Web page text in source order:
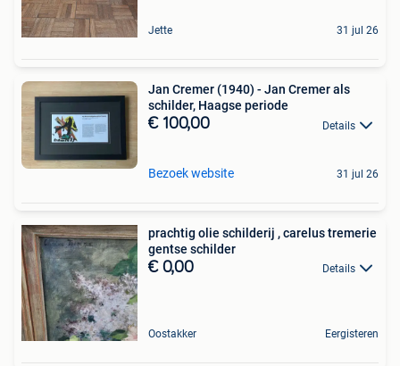
Jette 31 jul 26
Jan Cremer (1940) - Jan Cremer als
schilder, Haagse periode
€ 100,00 Details
Bezoek website 31 jul 26
prachtig olie schilderij , carelus tremerie
gentse schilder
€ 0,00 Details
Oostakker Eergisteren